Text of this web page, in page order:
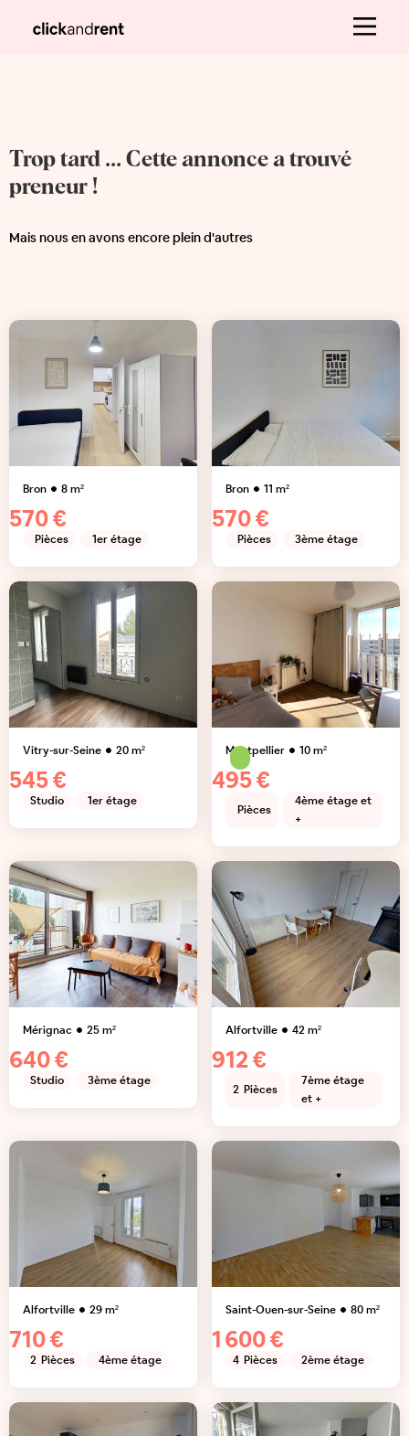
Trop tard ... Cette annonce a trouvé
preneur !
Mais nous en avons encore plein d'autres
Bron 8m²
570 €
Pièces 1er étage
Bron 11 m²
570 €
Pièces 3ème étage
Vitry-sur-Seine 20m²
545 €
Studio 1er étage
Montpellier 10m²
495 €
Pièces
4ème étage et
+
Mérignac 25m²
640 €
Studio 3ème étage
Alfortville 42m²
912 €
2 Pièces
7ème étage
et +
Alfortville 29m²
710 €
2 Pièces 4ème étage
Saint-Ouen-sur-Seine 80m²
1 600 €
4 Pièces 2ème étage